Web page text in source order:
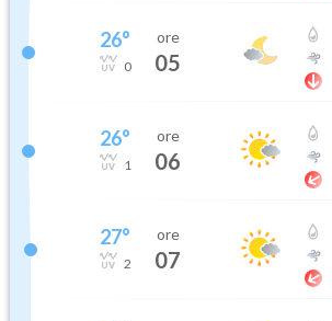
26°
0
ore
05
26°
1
ore
06
27°
2
ore
07